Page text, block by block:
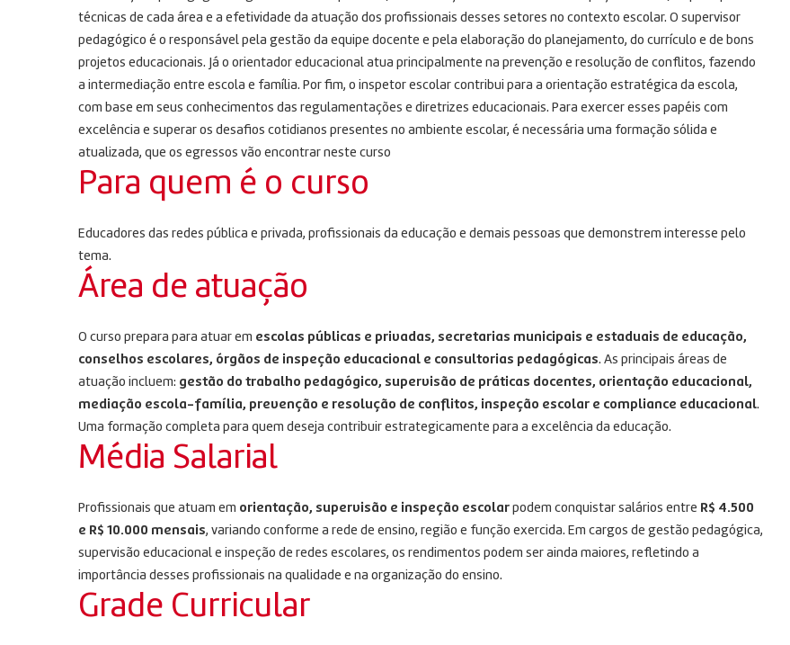
técnicas de cada área e a efetividade da atuação dos profissionais desses setores no contexto escolar. O supervisor
pedagógico é o responsável pela gestão da equipe docente e pela elaboração do planejamento, do currículo e de bons
projetos educacionais. Já o orientador educacional atua principalmente na prevenção e resolução de conflitos, fazendo
a intermediação entre escola e família. Por fim, o inspetor escolar contribui para a orientação estratégica da escola,
com base em seus conhecimentos das regulamentações e diretrizes educacionais. Para exercer esses papéis com
excelência e superar os desafios cotidianos presentes no ambiente escolar, é necessária uma formação sólida e
atualizada, que os egressos vão encontrar neste curso
Para quem é o curso
Educadores das redes pública e privada, profissionais da educação e demais pessoas que demonstrem interesse pelo
tema.
Área de atuação
O curso prepara para atuar em escolas públicas e privadas, secretarias municipais e estaduais de educação,
conselhos escolares, órgãos de inspeção educacional e consultorias pedagógicas. As principais áreas de
atuação incluem: gestão do trabalho pedagógico, supervisão de práticas docentes, orientação educacional,
mediação escola-família, prevenção e resolução de conflitos, inspeção escolar e compliance educacional.
Uma formação completa para quem deseja contribuir estrategicamente para a excelência da educação.
Média Salarial
Profissionais que atuam em orientação, supervisão e inspeção escolar podem conquistar salários entre R$ 4.500
e R$ 10.000 mensais, variando conforme a rede de ensino, região e função exercida. Em cargos de gestão pedagógica,
supervisão educacional e inspeção de redes escolares, os rendimentos podem ser ainda maiores, refletindo a
importância desses profissionais na qualidade e na organização do ensino.
Grade Curricular